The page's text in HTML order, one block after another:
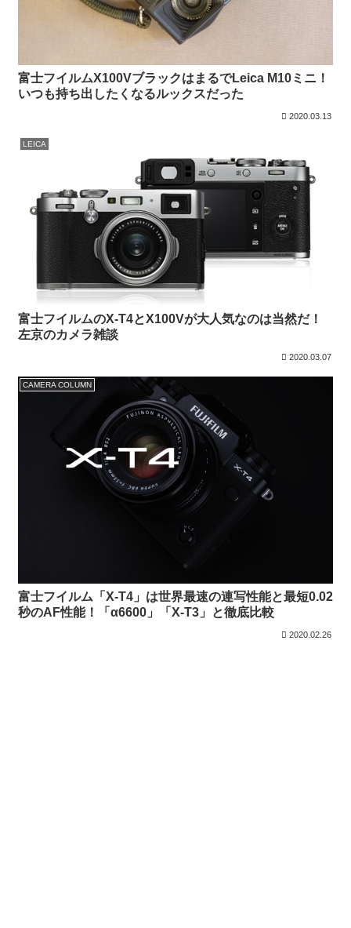
富士フイルムX100VブラックはまるでLeica M10ミニ！
いつも持ち出したくなるルックスだった
2020.03.13
LEICA
富士フイルムのX-T4とX100Vが大人気なのは当然だ！
左京のカメラ雑談
2020.03.07
CAMERA COLUMN
富士フイルム「X-T4」は世界最速の連写性能と最短0.02
秒のAF性能！「α6600」「X-T3」と徹底比較
2020.02.26